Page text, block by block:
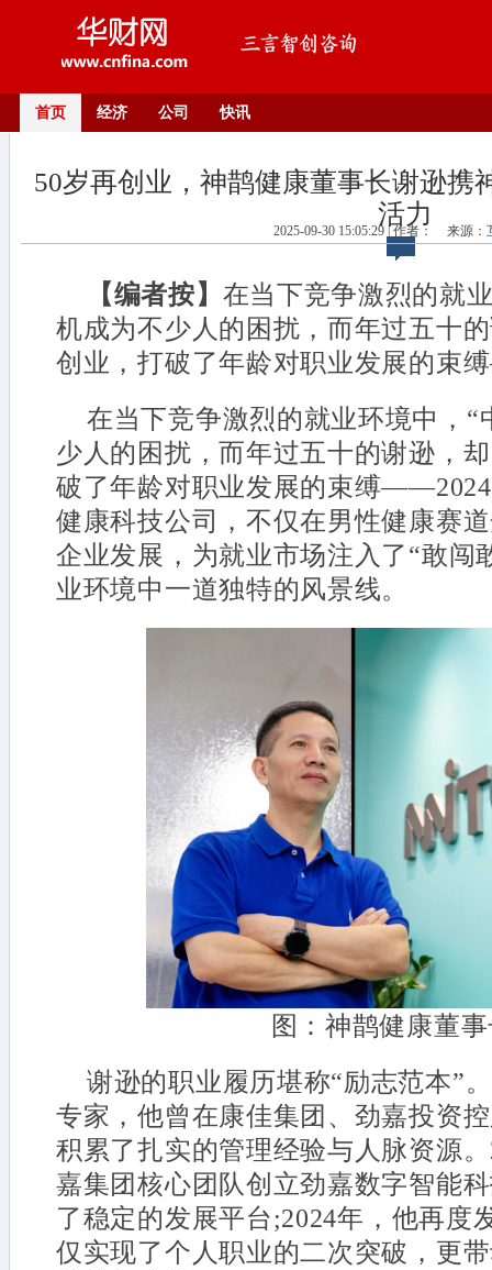
首页 经济 公司 快讯
50岁再创业，神鹊健康董事长谢逊携
活力
2025-09-30 15:05:29 | 作者： 来源：
【编者按】 在当下竞争激烈的就
机成为不少人的困扰，而年过五十
创业，打破了年龄对职业发展的束
在当下竞争激烈的就业环境中，“
少人的困扰，而年过五十的谢逊，
破了年龄对职业发展的束缚
健康科技公司，不仅在男性健康赛
企业发展，为就业市场注入了“敢闯
业环境中一道独特的风景线。
图：神鹊健康董
谢逊的职业履历堪称“励志范本”
专家，他曾在康佳集团、劲嘉投资
积累了扎实的管理经验与人脉资源
嘉集团核心团队创立劲嘉数字智能
了稳定的发展平台;2024年，他再度
仅实现了个人职业的二次突破，更